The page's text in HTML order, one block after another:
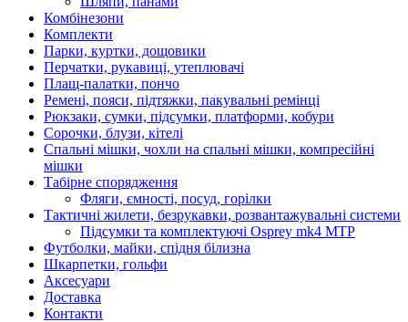
Комбінезони
Комплекти
Парки, куртки, дощовики
Перчатки, рукавиці, утеплювачі
Плащ-палатки, пончо
Ремені, пояси, підтяжки, пакувальні ремінці
Рюкзаки, сумки, підсумки, платформи, кобури
Сорочки, блузи, кітелі
Спальні мішки, чохли на спальні мішки, компресійні
мішки
Табірне спорядження
Фляги, ємності, посуд, горілки
Тактичні жилети, безрукавки, розвантажувальні системи
Підсумки та комплектуючі Osprey mk4 MTP
Футболки, майки, спідня білизна
Шкарпетки, гольфи
Аксесуари
Доставка
Контакти